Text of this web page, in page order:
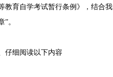
育自学考试暂行条例》，结合我
。
细阅读以下内容